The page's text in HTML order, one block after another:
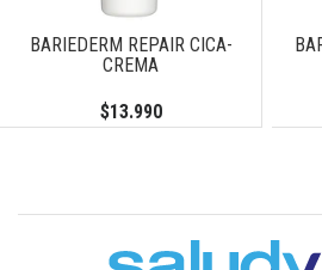
BARIEDERM REPAIR CICA-
CREMA
$13.990